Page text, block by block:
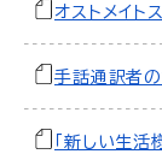
オストメイト
手話通訳者
「新しい生